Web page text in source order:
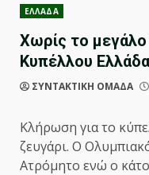
ΕΛΛΑΔΑ
Χωρίς το μεγάλο
Κυπέλλου
ΣΥΝΤΑΚΤΙΚΗ ΟΜΑΔΑ
Κλήρωση για το
ζευγάρι. Ο
Ατρόμητο ενώ ο